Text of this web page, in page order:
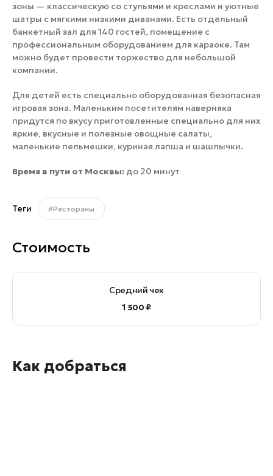
зоны — классическую со стульями и креслами и уютные
шатры с мягкими низкими диванами. Есть отдельный
банкетный зал для 140 гостей, помещение с
профессиональным оборудованием для караоке. Там
можно будет провести торжество для небольшой
компании.
Для детей есть специально оборудованная безопасная
игровая зона. Маленьким посетителям наверняка
придутся по вкусу приготовленные специально для них
яркие, вкусные и полезные овощные салаты,
маленькие пельмешки, куриная лапша и шашлычки.
Время в пути от Москвы: до 20 минут
Теги #Рестораны
Стоимость
Средний чек
1 500 ₽
Как добраться